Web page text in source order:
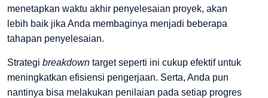
menetapkan waktu akhir penyelesaian proyek, akan
lebih baik jika Anda membaginya menjadi beberapa
tahapan penyelesaian.
Strategi breakdown target seperti ini cukup efektif untuk
meningkatkan efisiensi pengerjaan. Serta, Anda pun
nantinya bisa melakukan penilaian pada setiap progres